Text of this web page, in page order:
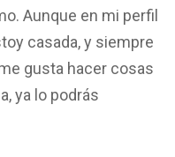
Aunque en mi perfil
casada, y siempre
gusta hacer cosas
ya lo podrás